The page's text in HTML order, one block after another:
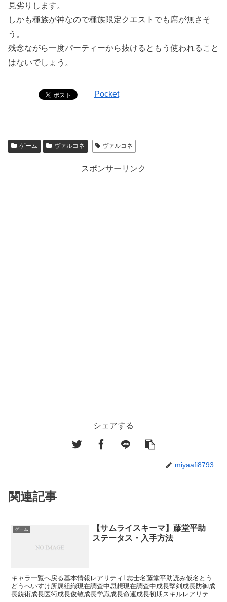
見劣りします。
しかも種族が神なので種族限定クエストでも席が無さそ
う。
残念ながら一度パーティーから抜けるともう使われること
はないでしょう。
Pocket
ゲーム ヴァルコネ ヴァルコネ
スポンサーリンク
シェアする
miyaafi8793
関連記事
ゲーム
【サムライスキーマ】藤堂平助
ステータス・入手方法
キャラ一覧へ戻る基本情報レアリティL志士名藤堂平助読み仮名とう
どうへいすけ所属組織現在調査中思想現在調査中成長撃剣成長防御成
長銃術成長医術成長俊敏成長学識成長命運成長初期スキルレアリティ